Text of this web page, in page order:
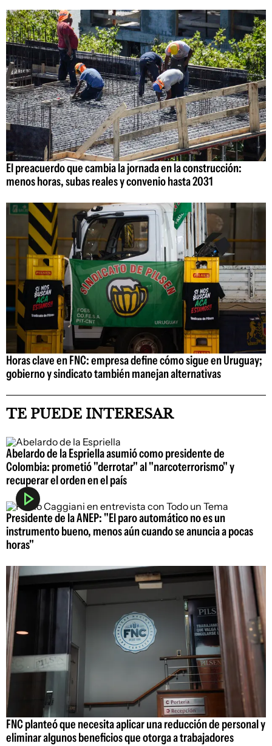
El preacuerdo que cambia la jornada en la construcción:
menos horas, subas reales y convenio hasta 2031
Horas clave en FNC: empresa define cómo sigue en Uruguay;
gobierno y sindicato también manejan alternativas
TE PUEDE INTERESAR
Abelardo de la Espriella asumió como presidente de
Colombia: prometió "derrotar" al "narcoterrorismo" y
recuperar el orden en el país
Presidente de la ANEP: "El paro automático no es un
instrumento bueno, menos aún cuando se anuncia a pocas
horas"
FNC planteó que necesita aplicar una reducción de personal y
eliminar algunos beneficios que otorga a trabajadores